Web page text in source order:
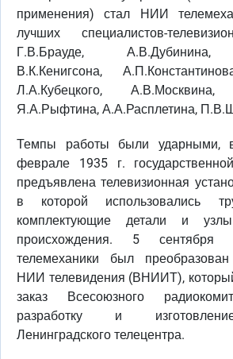
применения) стал НИИ
лучших специалистов-
Г.В.Брауде, А.В.Дубинина,
В.К.Кенигсона,
Л.А.Кубецкого, А.В.Москвина,
Я.А.Рыфтина, А.А.Расплетина,
Темпы работы были ударными,
феврале 1935 г.
предъявлена телевизионная
в которой использовались
комплектующие детали и узлы
происхождения. 5
телемеханики был
НИИ телевидения (ВНИИТ),
заказ Всесоюзного
разработку и
Ленинградского телецентра.